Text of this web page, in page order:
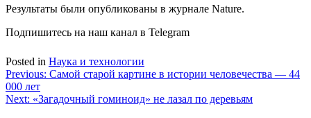
Результаты были опубликованы в журнале Nature.
Подпишитесь на наш канал в Telegram
Posted in Наука и технологии
Навигация
по
Previous: Самой старой картине в истории человечества — 44
000 лет
Next: «Загадочный гоминоид» не лазал по деревьям